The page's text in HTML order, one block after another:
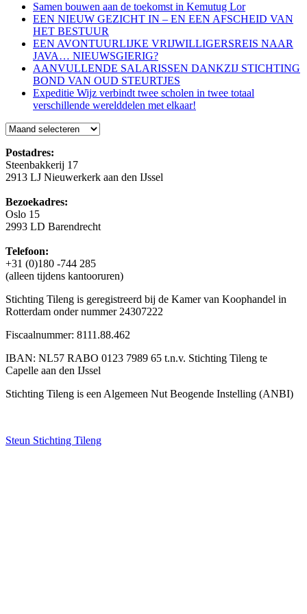
Samen bouwen aan de toekomst in Kemutug Lor
EEN NIEUW GEZICHT IN – EN EEN AFSCHEID VAN
HET BESTUUR
EEN AVONTUURLIJKE VRIJWILLIGERSREIS NAAR
JAVA… NIEUWSGIERIG?
AANVULLENDE SALARISSEN DANKZIJ STICHTING
BOND VAN OUD STEURTJES
Expeditie Wijz verbindt twee scholen in twee totaal
verschillende werelddelen met elkaar!
Blog
Postadres:
Steenbakkerij 17
2913 LJ Nieuwerkerk aan den IJssel
Bezoekadres:
Oslo 15
2993 LD Barendrecht
Telefoon:
+31 (0)180 -744 285
(alleen tijdens kantooruren)
Stichting Tileng is geregistreerd bij de Kamer van Koophandel in
Rotterdam onder nummer 24307222
Fiscaalnummer: 8111.88.462
IBAN: NL57 RABO 0123 7989 65 t.n.v. Stichting Tileng te
Capelle aan den IJssel
Stichting Tileng is een Algemeen Nut Beogende Instelling (ANBI)
Steun Stichting Tileng